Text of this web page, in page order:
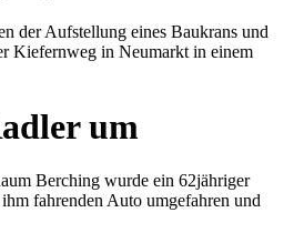
der Aufstellung eines Baukrans und
Kiefernweg in Neumarkt in einem
um
Berching wurde ein 62jähriger
fahrenden Auto umgefahren und